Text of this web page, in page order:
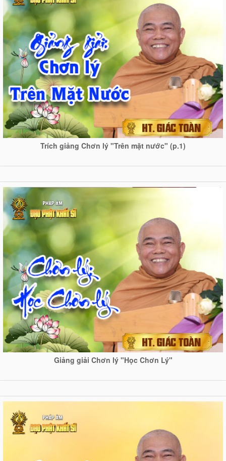
Trích giảng Chơn lý "Trên mặt nước" (p.1)
Giảng giải Chơn lý "Học Chơn Lý"